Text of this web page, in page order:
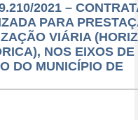
2021 –
PARA
VIÁRIA
NOS EIXOS DE
DO MUNICÍPIO DE